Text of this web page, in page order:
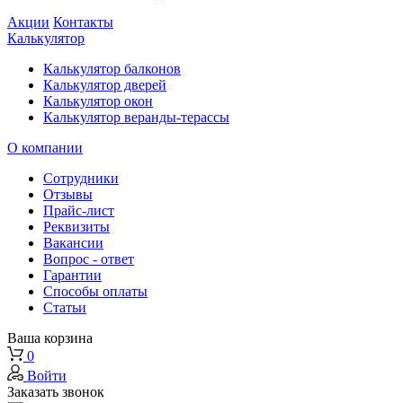
Акции Контакты
Калькулятор
Калькулятор балконов
Калькулятор дверей
Калькулятор окон
Калькулятор веранды-терассы
О компании
Сотрудники
Отзывы
Прайс-лист
Реквизиты
Вакансии
Вопрос - ответ
Гарантии
Способы оплаты
Статьи
Ваша корзина
0
Войти
Заказать звонок